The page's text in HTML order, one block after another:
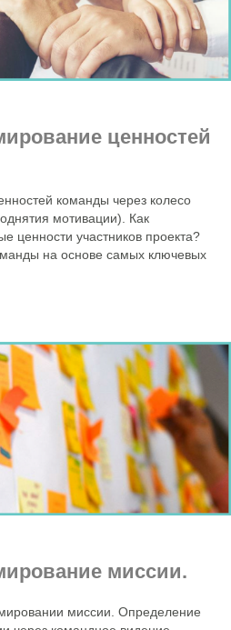
ценностей
команды через колесо
мотивации). Как
ценности участников проекта?
на основе самых ключевых
миссии.
миссии. Определение